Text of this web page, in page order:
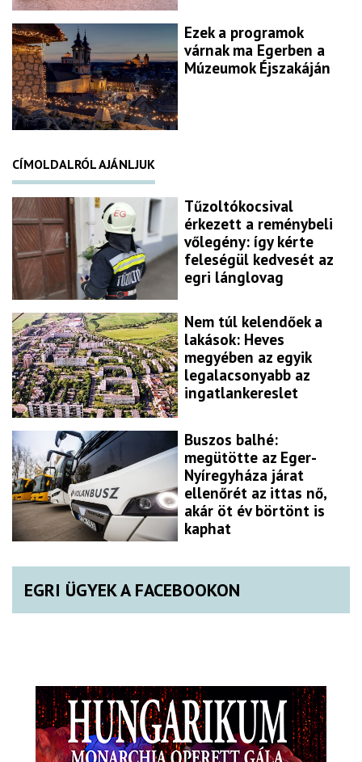
Ezek a programok
várnak ma Egerben a
Múzeumok Éjszakáján
CÍMOLDALRÓL AJÁNLJUK
Tűzoltókocsival
érkezett a reménybeli
vőlegény: így kérte
feleségül kedvesét az
egri lánglovag
Nem túl kelendőek a
lakások: Heves
megyében az egyik
legalacsonyabb az
ingatlankereslet
Buszos balhé:
megütötte az Eger-
Nyíregyháza járat
ellenőrét az ittas nő,
akár öt év börtönt is
kaphat
EGRI ÜGYEK A FACEBOOKON